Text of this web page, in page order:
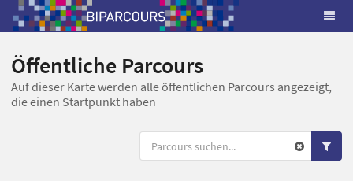
Öffentliche Parcours
Auf dieser Karte werden alle öffentlichen Parcours angezeigt,
die einen Startpunkt haben